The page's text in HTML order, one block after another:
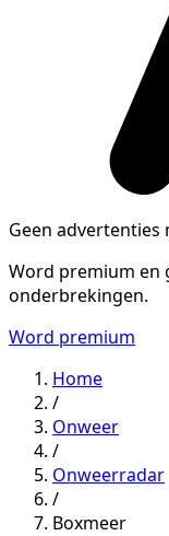
Geen advertenties
Word premium en
onderbrekingen.
Word premium
Home
/
Onweer
/
Onweerradar
/
Boxmeer